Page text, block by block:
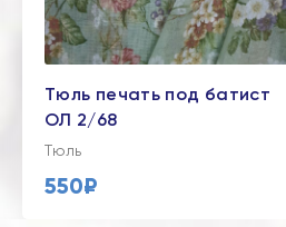
Тюль печать под батист
ОЛ 2/68
Тюль
550₽